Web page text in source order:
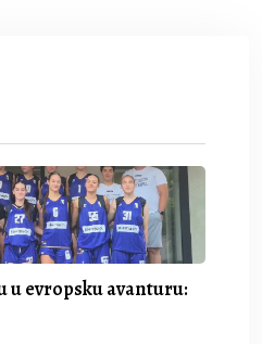
u evropsku avanturu: